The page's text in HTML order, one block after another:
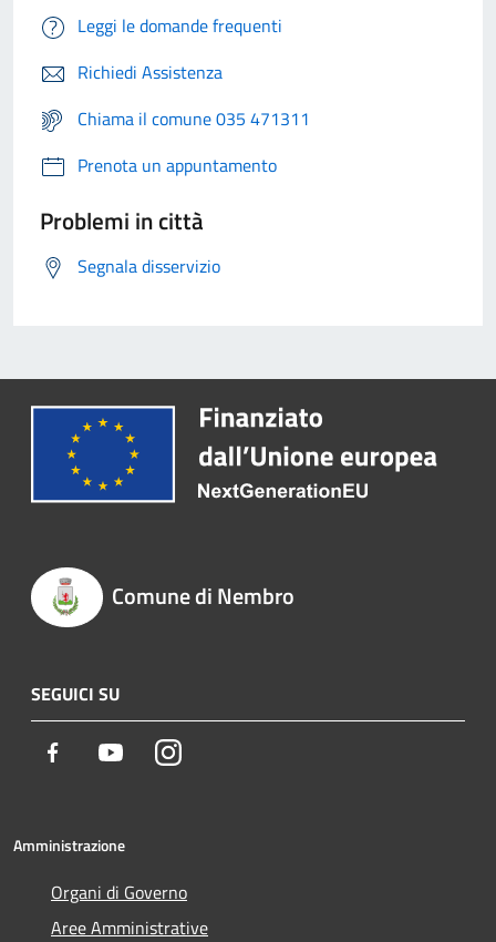
Leggi le domande frequenti
Richiedi Assistenza
Chiama il comune 035 471311
Prenota un appuntamento
Problemi in città
Segnala disservizio
Comune di Nembro
SEGUICI SU
Facebook YoutubeInstagram
Amministrazione
Organi di Governo
Aree Amministrative